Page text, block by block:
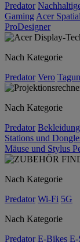
Predator
Gaming Acer
ProDesigner
Nach Kategorie
Predator Vero
Nach Kategorie
Predator
Stations und
Mäuse und Stylus
Nach Kategorie
Predator Wi-Fi 5G
Nach Kategorie
Predator E-Bikes E-